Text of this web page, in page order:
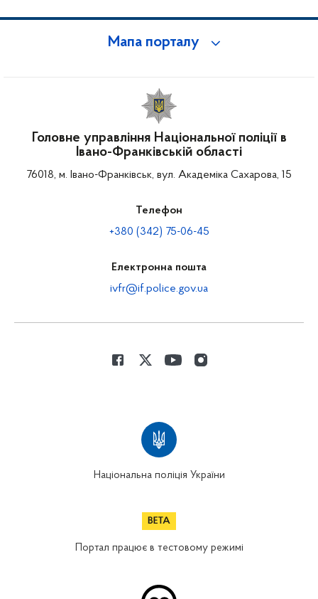
Мапа порталу
Головне управління Національної поліції в
Івано-Франківській області
76018, м. Івано-Франківськ, вул. Академіка Сахарова, 15
Телефон
+380 (342) 75-06-45
Електронна пошта
ivfr@if.police.gov.ua
Національна поліція України
Портал працює в тестовому режимі